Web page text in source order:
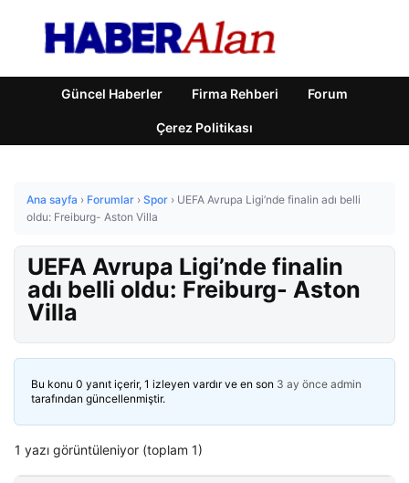
Güncel Haberler Firma Rehberi Forum
Çerez Politikası
Ana sayfa › Forumlar › Spor › UEFA Avrupa Ligi’nde finalin adı belli
oldu: Freiburg- Aston Villa
UEFA Avrupa Ligi’nde finalin
adı belli oldu: Freiburg- Aston
Villa
Bu konu 0 yanıt içerir, 1 izleyen vardır ve en son 3 ay önce admin
tarafından güncellenmiştir.
1 yazı görüntüleniyor (toplam 1)